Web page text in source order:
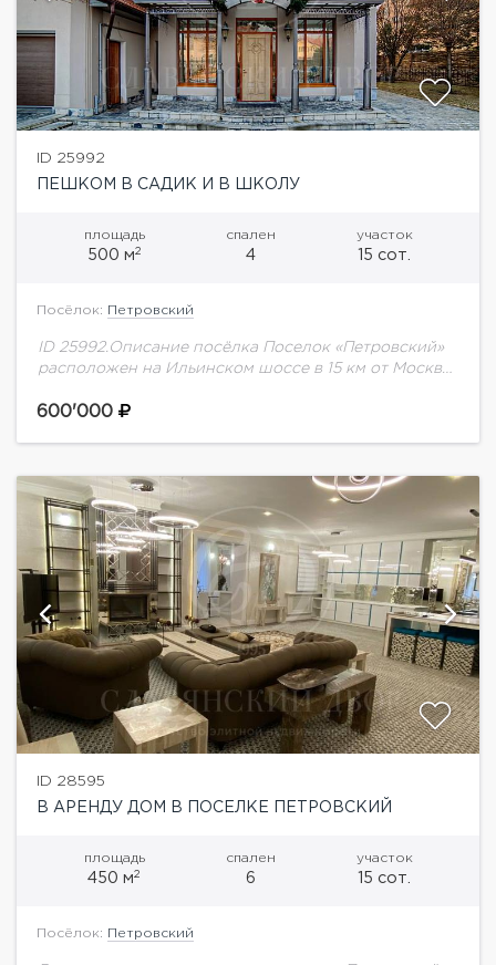
ID 25992
ПЕШКОМ В САДИК И В ШКОЛУ
площадь
500 м2
спален
4
участок
15 сот.
Посёлок: Петровский
ID 25992.Описание посёлка Поселок «Петровский»
расположен на Ильинском шоссе в 15 км от Москвы,
Добраться до столицы можно по Новорижскому и
600'000
ID 28595
В АРЕНДУ ДОМ В ПОСЕЛКЕ ПЕТРОВСКИЙ
площадь
450 м2
спален
6
участок
15 сот.
Посёлок: Петровский